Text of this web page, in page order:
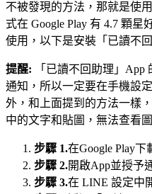
不被發現的方法，那就是使
式在 Google Play 有 4.7 顆
使用，以下是安裝「已讀不
提醒:
「已讀不回助理」
通知，所以一定要在手機設
外，和上面提到的方法一樣
中的文字和貼圖，無法查看圖
步驟 1.在Google Play下
步驟 2.開啟App並授予
步驟 3.在 LINE 設定中